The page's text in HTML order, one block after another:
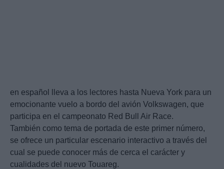
en español lleva a los lectores hasta Nueva York para un
emocionante vuelo a bordo del avión Volkswagen, que
participa en el campeonato Red Bull Air Race.
También como tema de portada de este primer número,
se ofrece un particular escenario interactivo a través del
cual se puede conocer más de cerca el carácter y
cualidades del nuevo Touareg.